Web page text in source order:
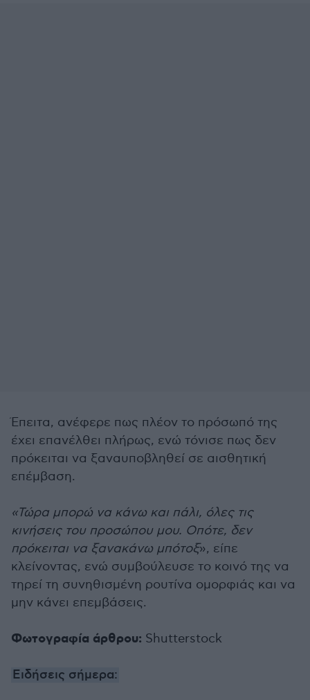
Έπειτα, ανέφερε πως πλέον το πρόσωπό της
έχει επανέλθει πλήρως, ενώ τόνισε πως δεν
πρόκειται να ξαναυποβληθεί σε αισθητική
επέμβαση.
«Τώρα μπορώ να κάνω και πάλι, όλες τις
κινήσεις του προσώπου μου. Οπότε, δεν
πρόκειται να ξανακάνω μπότοξ», είπε
κλείνοντας, ενώ συμβούλευσε το κοινό της να
τηρεί τη συνηθισμένη ρουτίνα ομορφιάς και να
μην κάνει επεμβάσεις.
Φωτογραφία άρθρου: Shutterstock
Ειδήσεις σήμερα: